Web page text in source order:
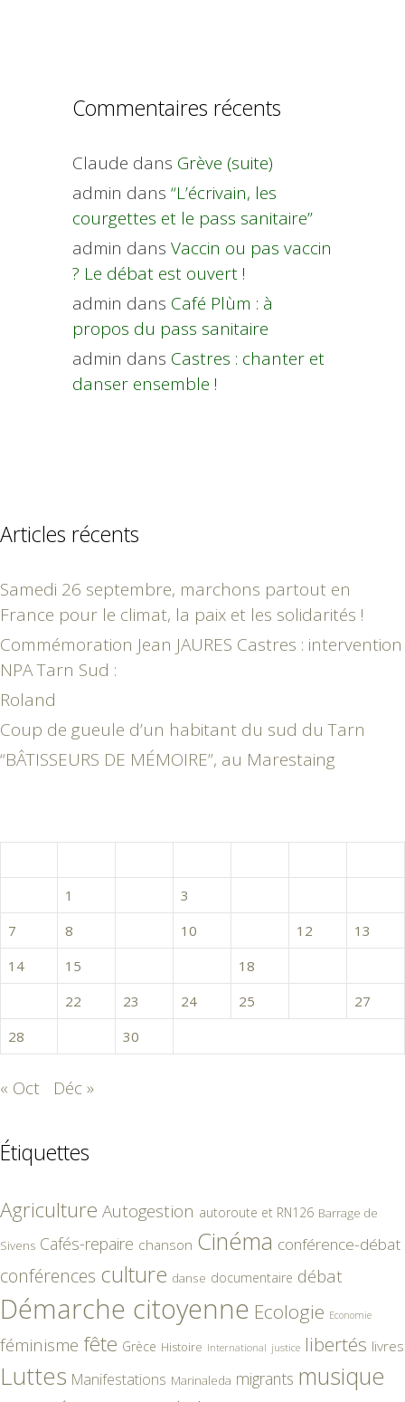
Commentaires récents
Claude dans Grève (suite)
admin dans “L’écrivain, les
courgettes et le pass sanitaire”
admin dans Vaccin ou pas vaccin
? Le débat est ouvert !
admin dans Café Plùm : à
propos du pass sanitaire
admin dans Castres : chanter et
danser ensemble !
Articles récents
Samedi 26 septembre, marchons partout en
France pour le climat, la paix et les solidarités !
Commémoration Jean JAURES Castres : intervention
NPA Tarn Sud :
Roland
Coup de gueule d’un habitant du sud du Tarn
“BÂTISSEURS DE MÉMOIRE”, au Marestaing
1
3
7
8 10 12
13
14
15 18
22 23 24 25
27
28
30
« Oct Déc »
Étiquettes
Agriculture Autogestion autoroute et RN126 Barrage de
Sivens Cafés-repaire chanson Cinéma conférence-débat
conférences culture danse documentaire débat
Démarche citoyenne Ecologie Economie
féminisme fête Grèce Histoire International justice libertés livres
Luttes Manifestations Marinaleda migrants musique